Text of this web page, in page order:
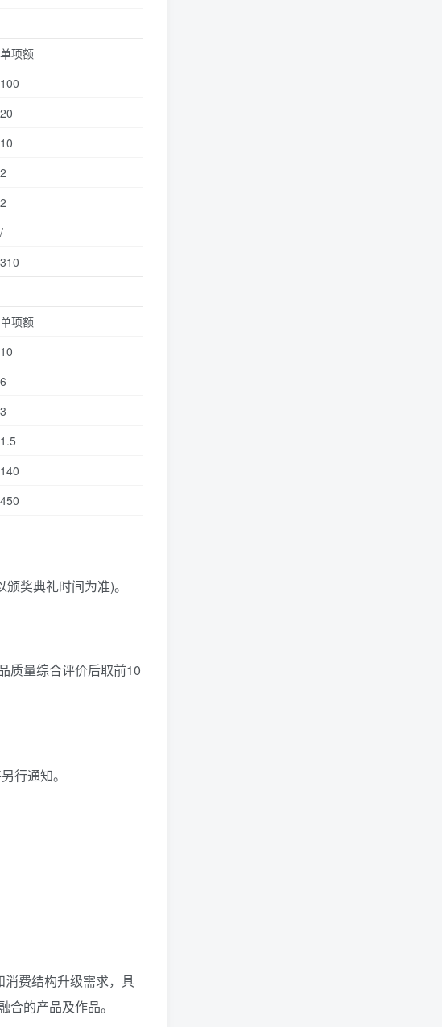
单项额
100
20
10
2
2
/
310
单项额
10
6
3
1.5
140
450
奖典礼时间为准)。
质量综合评价后取前10
行通知。
消费结构升级需求，具
的产品及作品。